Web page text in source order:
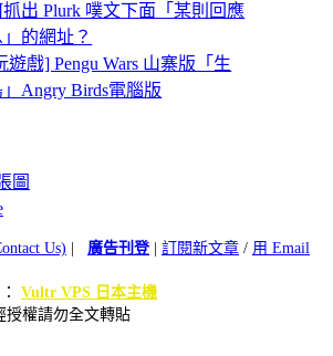
出 Plurk 噗文下面「某則回應
的網址？
遊戲] Pengu Wars 山寨版「生
Angry Birds電腦版
圖
Us) 廣告刊登| 訂閱新文章 / 用 Email
Vultr VPS 日本主機
授權請勿全文轉貼